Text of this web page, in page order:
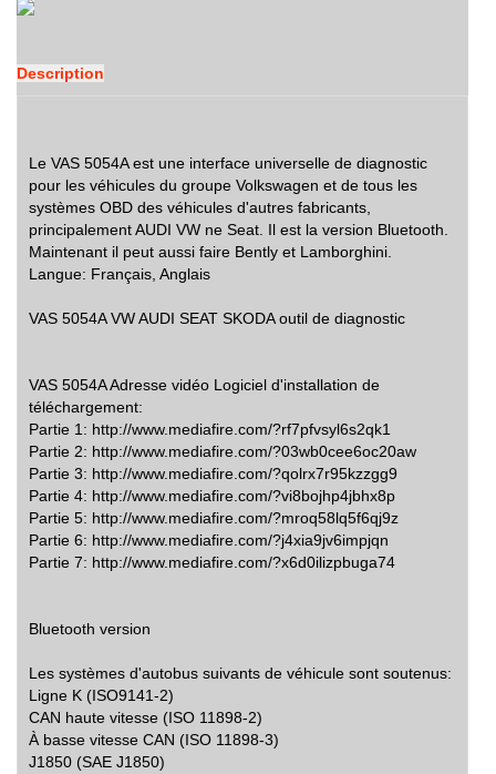
Description
Le VAS 5054A est une interface universelle de diagnostic
pour les véhicules du groupe Volkswagen et de tous les
systèmes OBD des véhicules d'autres fabricants,
principalement AUDI VW ne Seat. Il est la version Bluetooth.
Maintenant il peut aussi faire Bently et Lamborghini.
Langue: Français, Anglais
VAS 5054A VW AUDI SEAT SKODA outil de diagnostic
VAS 5054A Adresse vidéo Logiciel d'installation de
téléchargement:
Partie 1: http://www.mediafire.com/?rf7pfvsyl6s2qk1
Partie 2: http://www.mediafire.com/?03wb0cee6oc20aw
Partie 3: http://www.mediafire.com/?qolrx7r95kzzgg9
Partie 4: http://www.mediafire.com/?vi8bojhp4jbhx8p
Partie 5: http://www.mediafire.com/?mroq58lq5f6qj9z
Partie 6: http://www.mediafire.com/?j4xia9jv6impjqn
Partie 7: http://www.mediafire.com/?x6d0ilizpbuga74
Bluetooth version
Les systèmes d'autobus suivants de véhicule sont soutenus:
Ligne K (ISO9141-2)
CAN haute vitesse (ISO 11898-2)
À basse vitesse CAN (ISO 11898-3)
J1850 (SAE J1850)